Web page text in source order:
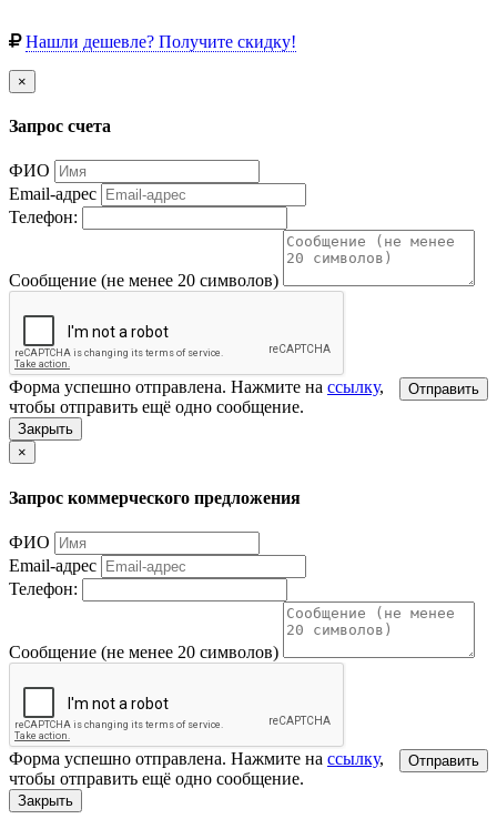
Нашли дешевле? Получите скидку!
×
Запрос счета
ФИО
Email-адрес
Телефон:
Сообщение (не менее 20 символов)
Отправить
Форма успешно отправлена. Нажмите на ссылку,
чтобы отправить ещё одно сообщение.
Закрыть
×
Запрос коммерческого предложения
ФИО
Email-адрес
Телефон:
Сообщение (не менее 20 символов)
Отправить
Форма успешно отправлена. Нажмите на ссылку,
чтобы отправить ещё одно сообщение.
Закрыть